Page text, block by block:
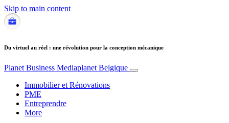
Skip to main content
Du virtuel au réel : une révolution pour la conception mécanique
Planet Business Mediaplanet Belgique
Immobilier et Rénovations
PME
Entreprendre
More